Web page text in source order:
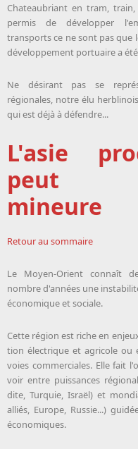
Chateaubriant en tram,
permis de développer
transports ce ne sont pas que
développement portuaire a
Ne désirant pas se
régionales, notre élu
qui est déjà à défendre...
L'asie
peut
mineure
Retour au sommaire
Le Moyen-Orient connaît
nombre d'an­nées une
éco­no­mique et so­ciale.
Cette ré­gion est riche en
tion électrique et agri­cole ou
voies commerciales. Elle fait
voir entre puis­sances
dite, Tur­quie, Is­raël) et
alliés, Eu­rope, Rus­sie...)
éco­no­miques.